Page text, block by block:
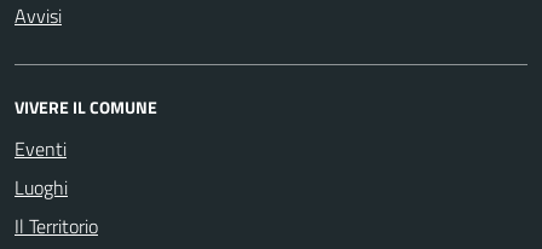
Avvisi
VIVERE IL COMUNE
Eventi
Luoghi
Il Territorio